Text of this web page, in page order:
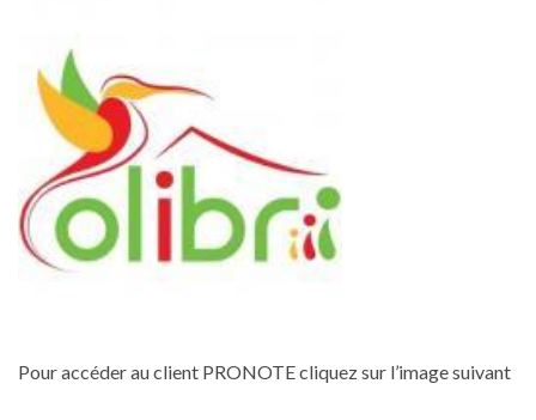
Pour accéder au client PRONOTE cliquez sur l’image suivant